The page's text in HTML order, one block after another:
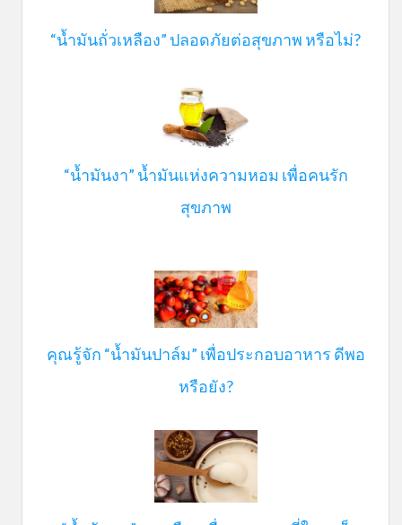
“น้ำมันถั่วเหลือง” ปลอดภัยต่อสุขภาพ หรือไม่?
“น้ำมันงา” น้ำมันแห่งความหอม เพื่อคนรัก
สุขภาพ
คุณรู้จัก “น้ำมันปาล์ม” เพื่อประกอบอาหาร ดีพอ
หรือยัง?